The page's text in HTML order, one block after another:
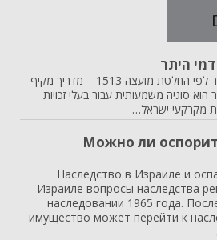
היתר
קיזוז היטל השבחה מדמי היתר לפי החלטת מועצה 1513 – מדריך מקיף
סוגיה משמעותית עבור בעלי זכויות
מקרקעי ישראל…
? Можно ли
Наследство в Израиле и
Израиле вопросы наследства
наследовании 1965 года.
имущество может перейти к